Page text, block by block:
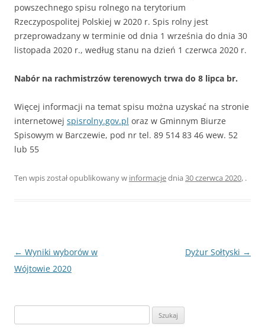
powszechnego spisu rolnego na terytorium
Rzeczypospolitej Polskiej w 2020 r. Spis rolny jest
przeprowadzany w terminie od dnia 1 września do dnia 30
listopada 2020 r., według stanu na dzień 1 czerwca 2020 r.
Nabór na rachmistrzów terenowych trwa do 8 lipca br.
Więcej informacji na temat spisu można uzyskać na stronie
internetowej spisrolny.gov.pl oraz w Gminnym Biurze
Spisowym w Barczewie, pod nr tel. 89 514 83 46 wew. 52
lub 55
Ten wpis został opublikowany w informacjednia 30 czerwca 2020, .
Nawigacja
wpisu
← Wyniki wyborów w
Wójtowie 2020
Dyżur Sołtyski →